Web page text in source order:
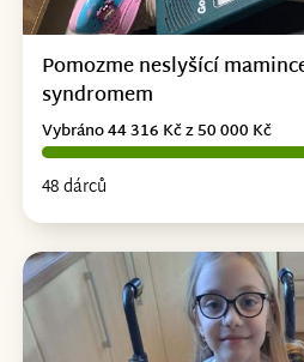
Pomozme neslyšící
syndromem
48 dárců
Vybráno 44 316 Kč z 50 000 Kč